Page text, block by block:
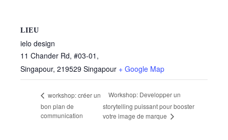
LIEU
ielo design
11 Chander Rd, #03-01,
Singapour, 219529 Singapour + Google Map
workshop: créer un
bon plan de
communication
Workshop: Developper un
storytelling puissant pour booster
votre image de marque